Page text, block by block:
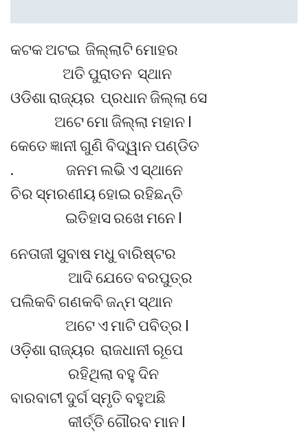
କଟକ ଅଟଇ ଜିଲ୍ଲାଟି ମୋହର
ଅତି ପୁରାତନ ସ୍ଥାନ
ଓଡିଶା ରାଜ୍ୟର ପ୍ରଧାନ ଜିଲ୍ଲା ସେ
ଅଟେ ମୋ ଜିଲ୍ଲା ମହାନ l
କେତେ ଜ୍ଞାନୀ ଗୁଣି ବିଦ୍ୱାନ ପଣ୍ଡିତ
. ଜନମ ଲଭି ଏ ସ୍ଥାନେ
ଚିର ସ୍ମରଣୀୟ ହୋଇ ରହିଛନ୍ତି
ଇତିହାସ ରଖେ ମନେ l
ନେତାଜୀ ସୁବାଷ ମଧୁ ବାରିଷ୍ଟର
ଆଦି ଯେତେ ବରପୁତ୍ର
ପଲିକବି ଗଣକବି ଜନ୍ମ ସ୍ଥାନ
ଅଟେ ଏ ମାଟି ପବିତ୍ର l
ଓଡ଼ିଶା ରାଜ୍ୟର ରାଜଧାନୀ ରୂପେ
ରହିଥିଲା ବହୁ ଦିନ
ବାରବାଟୀ ଦୁର୍ଗ ସ୍ମୃତି ବହୁଅଛି
କୀର୍ତ୍ତି ଗୌରବ ମାନ l